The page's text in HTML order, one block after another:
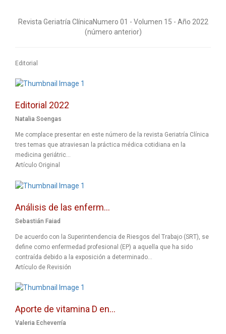
Revista Geriatría Clí­nicaNumero 01 - Volumen 15 - Año 2022
(número anterior)
Editorial
Editorial 2022
Natalia Soengas
Me complace presentar en este número de la revista Geriatría Clínica
tres temas que atraviesan la práctica médica cotidiana en la
medicina geriátric...
Artículo Original
Análisis de las enferm...
Sebastián Faiad
De acuerdo con la Superintendencia de Riesgos del Trabajo (SRT), se
define como enfermedad profesional (EP) a aquella que ha sido
contraída debido a la exposición a determinado...
Artículo de Revisión
Aporte de vitamina D en...
Valeria Echeverría